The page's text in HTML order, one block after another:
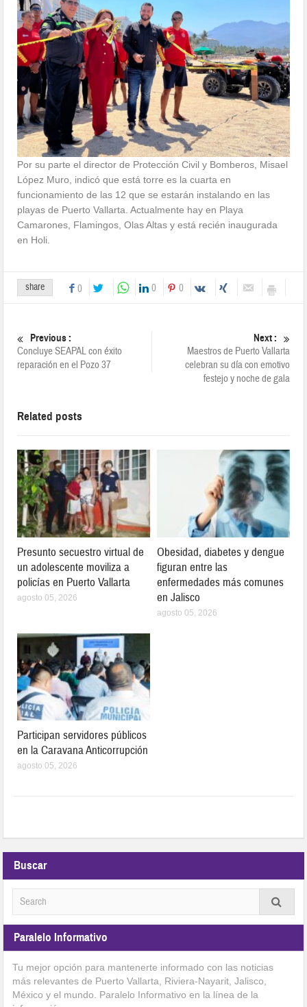
Por su parte el director de Protección Civil y Bomberos, Misael
López Muro, indicó que está torre es la cuarta en
funcionamiento de las 12 que se estarán instalando en las
playas de Puerto Vallarta. Actualmente hay en Playa
Camarones, Flamingos, Olas Altas y está recién inaugurada
en Holi.
share 0 0 0
Previous :
Concluye SEAPAL con éxito
reparación en el Pozo 37
Next :
Maestros de Puerto Vallarta
celebran su día con emotivo
festejo y noche de gala
Related posts
Presunto secuestro virtual de
un adolescente moviliza a
policías en Puerto Vallarta
agosto 05, 2026
Obesidad, diabetes y dengue
figuran entre las
enfermedades más comunes
en Jalisco
agosto 05, 2026
Participan servidores públicos
en la Caravana Anticorrupción
agosto 05, 2026
Buscar
Paralelo Informativo
Tu mejor opción para mantenerte informado con las noticias
más relevantes de Puerto Vallarta, Riviera-Nayarit, Jalisco,
México y el mundo. Paralelo Informativo en la línea de la